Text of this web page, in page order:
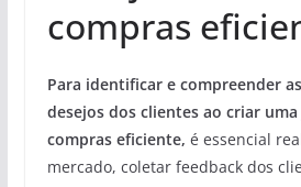
compras
Para identificar e compreender
desejos dos clientes ao criar
compras eficiente, é essencial
mercado, coletar feedback dos